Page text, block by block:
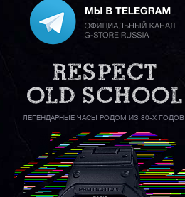
ЛЕГЕНДАРНЫЕ ЧАСЫ РОДОМ ИЗ 80-Х ГОДОВ